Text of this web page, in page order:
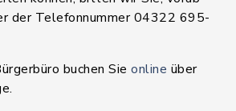
der Telefonnummer 04322 695-
buchen Sie online über